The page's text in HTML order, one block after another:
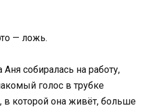
— ложь.
собиралась на работу,
голос в трубке
в которой она живёт, больше